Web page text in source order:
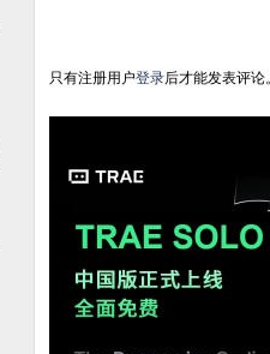
只有注册用户登录后才能发表评论